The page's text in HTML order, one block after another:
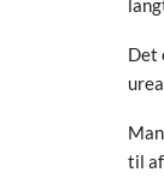
Det
til